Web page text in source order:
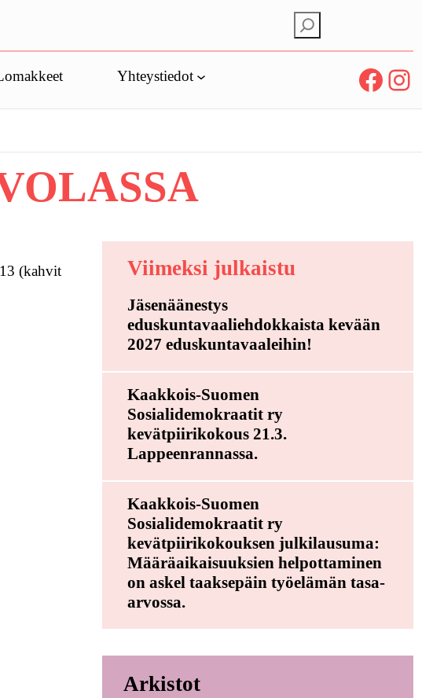
E
t
Yhteystiedot Facebook Instagram
(kahvit
Viimeksi julkaistu
Jäsenäänestys
eduskuntavaaliehdokkaista kevään
2027 eduskuntavaaleihin!
Kaakkois-Suomen
Sosialidemokraatit ry
kevätpiirikokous 21.3.
Lappeenrannassa.
Kaakkois-Suomen
Sosialidemokraatit ry
kevätpiirikokouksen julkilausuma:
Määräaikaisuuksien helpottaminen
on askel taaksepäin työelämän tasa-
arvossa.
Arkistot